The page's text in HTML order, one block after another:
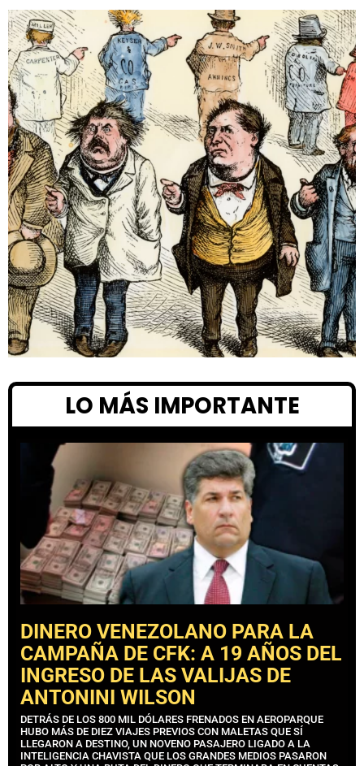
LO MÁS IMPORTANTE
DINERO VENEZOLANO PARA LA
CAMPAÑA DE CFK: A 19 AÑOS DEL
INGRESO DE LAS VALIJAS DE
ANTONINI WILSON
DETRÁS DE LOS 800 MIL DÓLARES FRENADOS EN AEROPARQUE
HUBO MÁS DE DIEZ VIAJES PREVIOS CON MALETAS QUE SÍ
LLEGARON A DESTINO, UN NOVENO PASAJERO LIGADO A LA
INTELIGENCIA CHAVISTA QUE LOS GRANDES MEDIOS PASARON